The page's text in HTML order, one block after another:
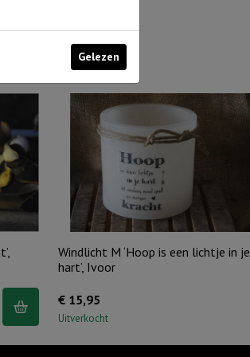
Windlicht M ‘Hoop is een lichtje in je
hart’, Ivoor
€ 15,95
Uitverkocht
Gelezen